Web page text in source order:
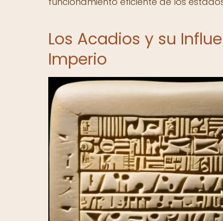
Los Acadios y su
Imperio